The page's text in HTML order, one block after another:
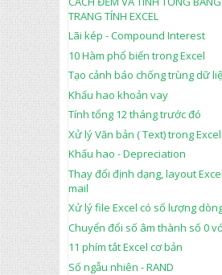
TRANG TÍNH EXCEL
Lãi kép - Compound Interest
10 Hàm phổ biến trong Excel
Tạo cảnh báo chống trùng dữ
Khấu hao khoản vay
Tính tổng 12 tháng trước đó
Xử lý Văn bản ( Text) trong Excel
Khấu hao - Depreciation
Thay đổi định dạng, layout
mail
Xử lý file Excel có số lượng
Chuyển đổi số âm thành số 0
11 phím tắt Excel cơ bản
Số ngẫu nhiên - RAND